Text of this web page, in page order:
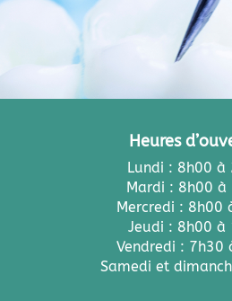
Heures
Lundi : 8h00 à
Mardi : 8h00 à
Mercredi : 8h00
Jeudi : 8h00 à
Vendredi : 7h30
Samedi et